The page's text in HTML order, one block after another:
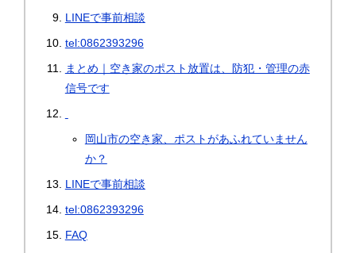
LINEで事前相談
tel:0862393296
まとめ｜空き家のポスト放置は、防犯・管理の赤
信号です
岡山市の空き家、ポストがあふれていません
か？
LINEで事前相談
tel:0862393296
FAQ